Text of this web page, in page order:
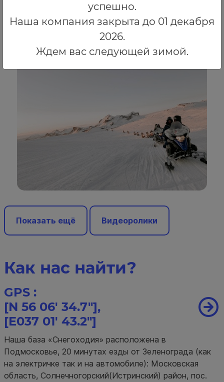
Показать ещё Видеоролики
Как нас найти?
GPS :
[N 56 06' 34.7"],
[E037 01' 43.2"]
Наша база «Снегоходия» расположена в
Подмосковье, 20 минутах езды от Зеленограда (как
на электричке так и на автомобиле): Московская
область, Солнечногорский(Истринский) район, пос.
успешно.
Наша компания закрыта до 01 декабря
2026.
Ждем вас следующей зимой.